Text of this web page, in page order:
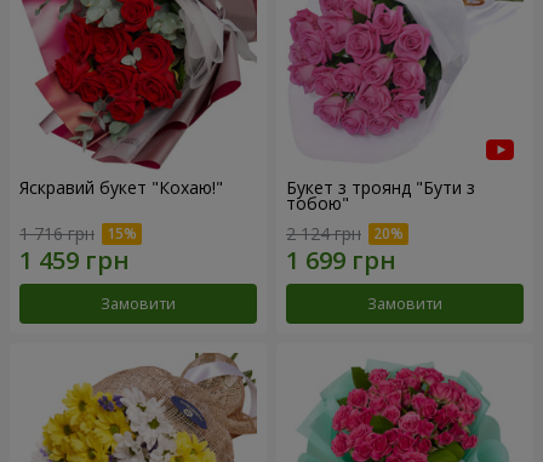
Яскравий букет "Кохаю!"
1 716 грн
Замовити
Букет з троянд "Бути з
тобою"
2 124 грн
Замовити